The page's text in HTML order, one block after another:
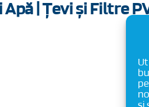
| Țevi și Filtre